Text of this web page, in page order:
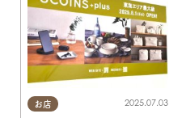
お店 2025.07.03